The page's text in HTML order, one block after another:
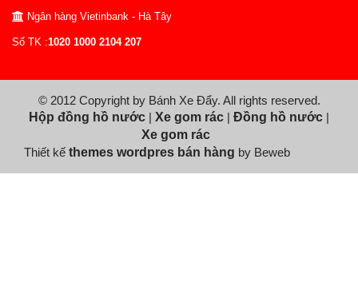
Ngân hàng Vietinbank - Hà Tây
Số TK :1020 1000 2104 207
© 2012 Copyright by Bánh Xe Đẩy. All rights reserved.
Hộp đồng hồ nước | Xe gom rác | Đồng hồ nước |
Xe gom rác
Thiết kế themes wordpres bán hàng by Beweb